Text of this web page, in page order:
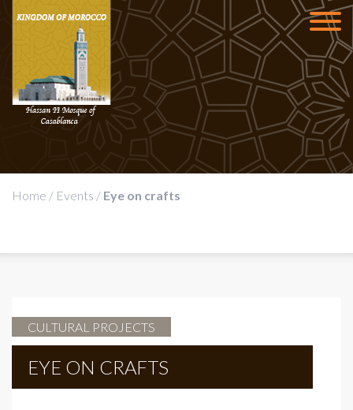
Home / Events / Eye on crafts
CULTURAL PROJECTS
EYE ON CRAFTS